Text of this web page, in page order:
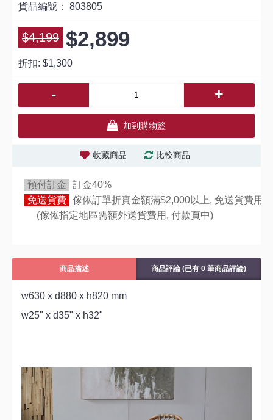
貨品編號： 803805
$4,199 $2,899
折扣: $1,300
- +
加到購物籃
收藏商品 比較商品
預付訂金
訂金40%
免送貨費 傢俬訂單折實金額滿$2,000以上, 免送貨費用,
(傢俬指定地區需額外送貨費用, 付款頁中)
商品描述 商品評論 (已有 0 筆商品評論)
w630 x d880 x h820 mm
w25" x d35" x h32"